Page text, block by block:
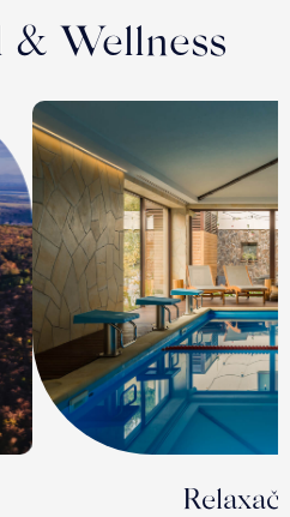
& Wellness
Relaxačný bazén